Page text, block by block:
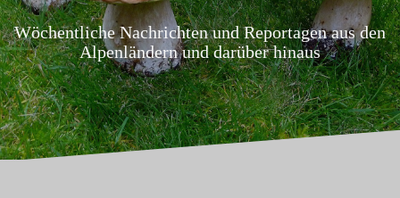
Wöchentliche Nachrichten und Reportagen aus den
Alpenländern und darüber hinaus